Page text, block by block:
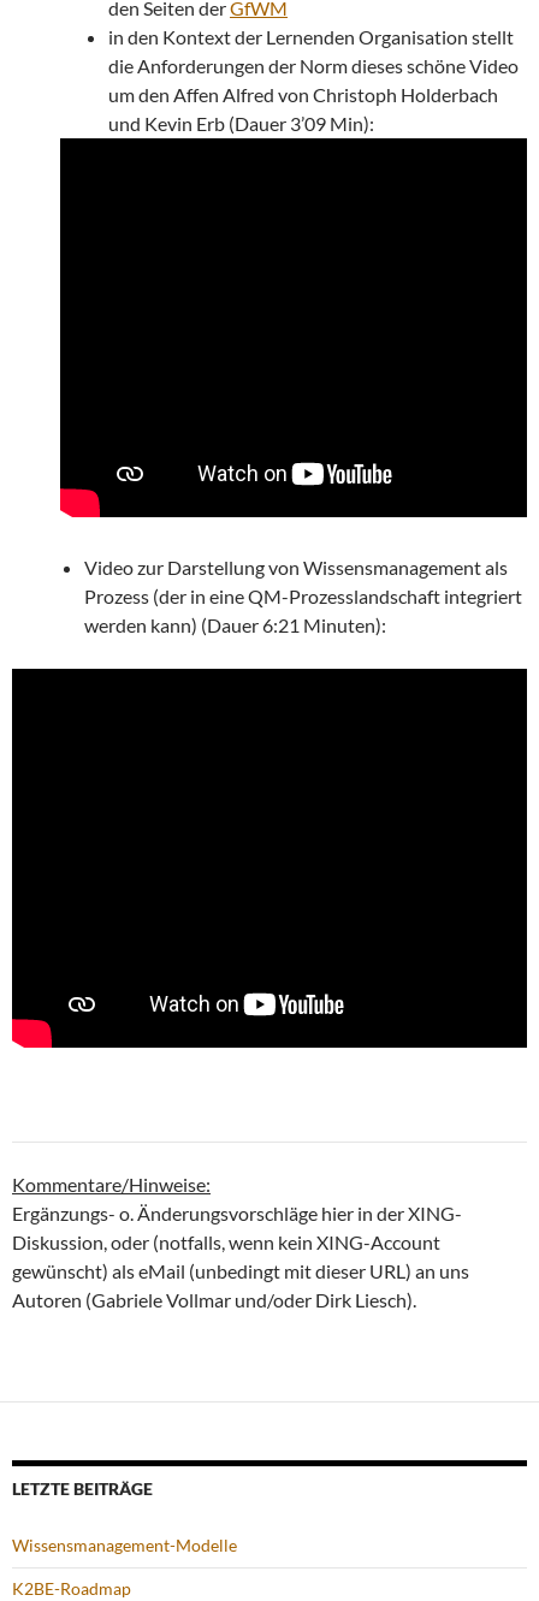
den Seiten derGfWM
in den Kontext der Lernenden Organisation stellt
die Anforderungen der Norm dieses schöne Video
um den Affen Alfred von Christoph Holderbach
und Kevin Erb (Dauer 3’09 Min):
Video zur Darstellung von Wissensmanagement als
Prozess (der in eine QM-Prozesslandschaft integriert
werden kann) (Dauer 6:21 Minuten):
Kommentare/Hinweise:
Ergänzungs- o. Änderungsvorschläge hier in der XING-
Diskussion, oder (notfalls, wenn kein XING-Account
gewünscht) als eMail (unbedingt mit dieser URL) an uns
Autoren (Gabriele Vollmar und/oder Dirk Liesch).
LETZTE BEITRÄGE
Wissensmanagement-Modelle
K2BE-Roadmap